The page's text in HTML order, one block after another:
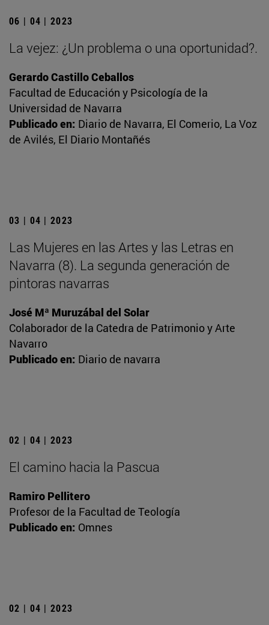
06 | 04 | 2023
La vejez: ¿Un problema o una oportunidad?.
Gerardo Castillo Ceballos
Facultad de Educación y Psicología de la
Universidad de Navarra
Publicado en: Diario de Navarra, El Comerio, La Voz
de Avilés, El Diario Montañés
03 | 04 | 2023
Las Mujeres en las Artes y las Letras en
Navarra (8). La segunda generación de
pintoras navarras
José Mª Muruzábal del Solar
Colaborador de la Catedra de Patrimonio y Arte
Navarro
Publicado en: Diario de navarra
02 | 04 | 2023
El camino hacia la Pascua
Ramiro Pellitero
Profesor de la Facultad de Teología
Publicado en: Omnes
02 | 04 | 2023